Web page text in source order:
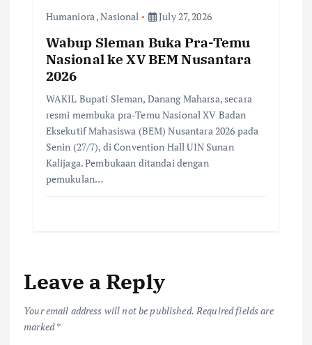
Humaniora ,Nasional July 27, 2026
Wabup Sleman Buka Pra-Temu
Nasional ke XV BEM Nusantara
2026
WAKIL Bupati Sleman, Danang Maharsa, secara
resmi membuka pra-Temu Nasional XV Badan
Eksekutif Mahasiswa (BEM) Nusantara 2026 pada
Senin (27/7), di Convention Hall UIN Sunan
Kalijaga. Pembukaan ditandai dengan
pemukulan…
Leave a Reply
Your email address will not be published. Required fields are
marked*